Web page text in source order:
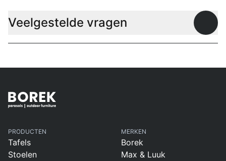
Veelgestelde vragen
PRODUCTEN
Tafels
Stoelen
MERKEN
Borek
Max & Luuk